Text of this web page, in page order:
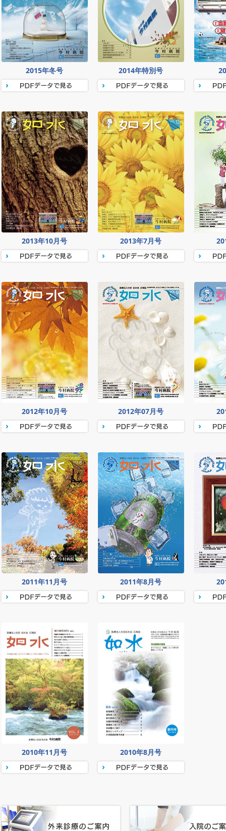
2015年冬号 2014年特別号
2013年10月号 2013年7月号
2012年10月号 2012年07月号
2011年11月号 2011年8月号
2010年11月号 2010年8月号